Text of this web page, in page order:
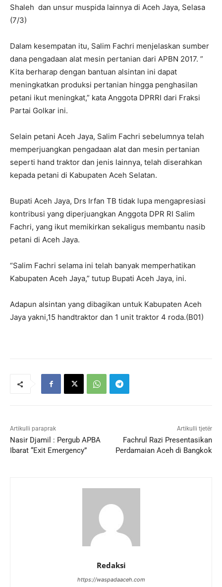
Shaleh dan unsur muspida lainnya di Aceh Jaya, Selasa
(7/3)
Dalam kesempatan itu, Salim Fachri menjelaskan sumber
dana pengadaan alat mesin pertanian dari APBN 2017. ”
Kita berharap dengan bantuan alsintan ini dapat
meningkatkan produksi pertanian hingga penghasilan
petani ikut meningkat,” kata Anggota DPRRI dari Fraksi
Partai Golkar ini.
Selain petani Aceh Jaya, Salim Fachri sebelumnya telah
memperjuangkan pengadaan alat dan mesin pertanian
seperti hand traktor dan jenis lainnya, telah diserahkan
kepada petani di Kabupaten Aceh Selatan.
Bupati Aceh Jaya, Drs Irfan TB tidak lupa mengapresiasi
kontribusi yang diperjuangkan Anggota DPR RI Salim
Fachri, yang ikut memikirkan sekaligus membantu nasib
petani di Aceh Jaya.
“Salim Fachri selama ini telah banyak memperhatikan
Kabupaten Aceh Jaya,” tutup Bupati Aceh Jaya, ini.
Adapun alsintan yang dibagikan untuk Kabupaten Aceh
Jaya yakni,15 handtraktor dan 1 unit traktor 4 roda.(B01)
Artikulli paraprak
Nasir Djamil : Pergub APBA
Ibarat “Exit Emergency”
Artikulli tjetër
Fachrul Razi Presentasikan
Perdamaian Aceh di Bangkok
Redaksi
https://waspadaaceh.com